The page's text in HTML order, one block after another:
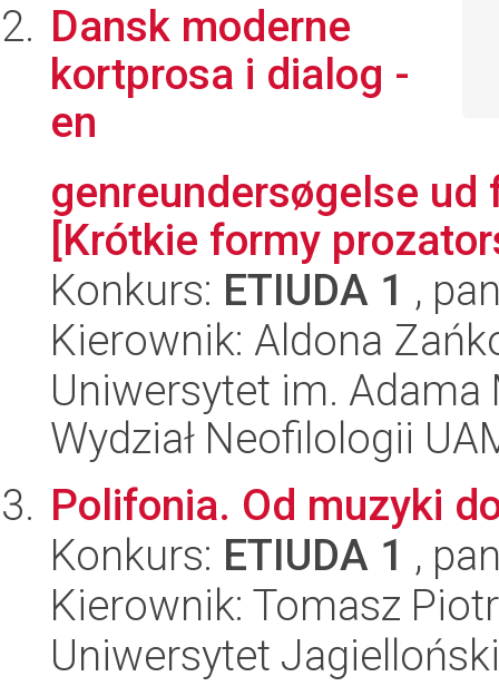
Dansk moderne
kortprosa i dialog -
en
genreundersøgelse
[Krótkie formy
Konkurs: ETIUDA 1 ,
Kierownik: Aldona
Uniwersytet im.
Wydział Neofilologii
Polifonia. Od muzyki
Konkurs: ETIUDA 1 ,
Kierownik: Tomasz
Uniwersytet